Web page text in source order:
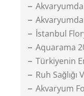
İstanbul
Aquarama
Türkiyenin
Ruh Sağlığı
Akvaryum